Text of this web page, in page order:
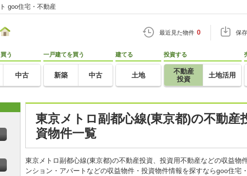
goo住宅・不動産
最近見た物件 0 保
う
中古
一戸建てを買う
新築 中古
建てる
土地
投資する
不動産
投資
土地活用
東京メトロ副都心線(東京都)の不動産
資物件一覧
東京メトロ副都心線(東京都)の不動産投資、投資用不動産などの収益物
ンション・アパートなどの収益物件・投資物件情報を探すならgoo住宅